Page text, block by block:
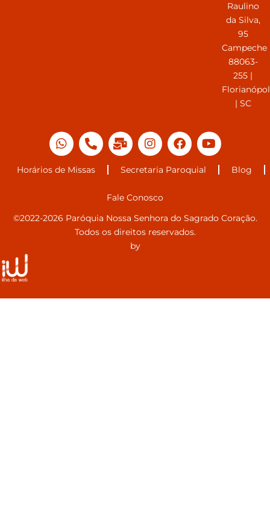
Raulino
da Silva,
95
Campeche
88063-
255 |
| SC
Horários de Missas Secretaria Paroquial Blog
Fale Conosco
©2022-2026 Paróquia Nossa Senhora do Sagrado Coração.
Todos os direitos reservados.
by